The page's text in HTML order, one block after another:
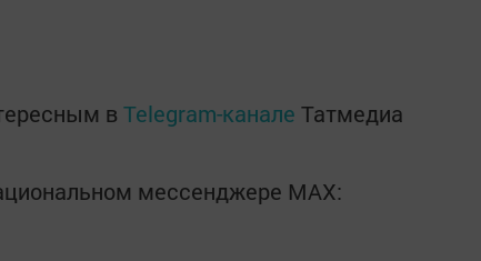
в Telegram-канале Татмедиа
мессенджере MАХ: